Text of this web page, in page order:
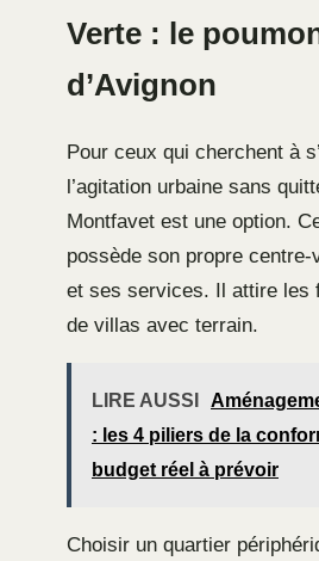
Verte : le
d’Avignon
Pour ceux qui cherchent à
l’agitation urbaine sans
Montfavet est une option.
possède son propre
et ses services. Il attire les
de villas avec terrain.
LIRE AUSSI
: les 4 piliers de la
budget réel à prévoir
Choisir un quartier